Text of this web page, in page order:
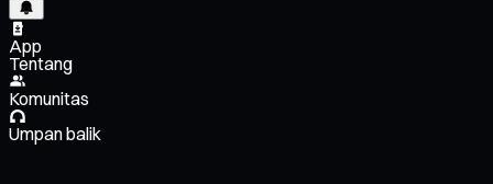
App
Tentang
Komunitas
Umpan balik